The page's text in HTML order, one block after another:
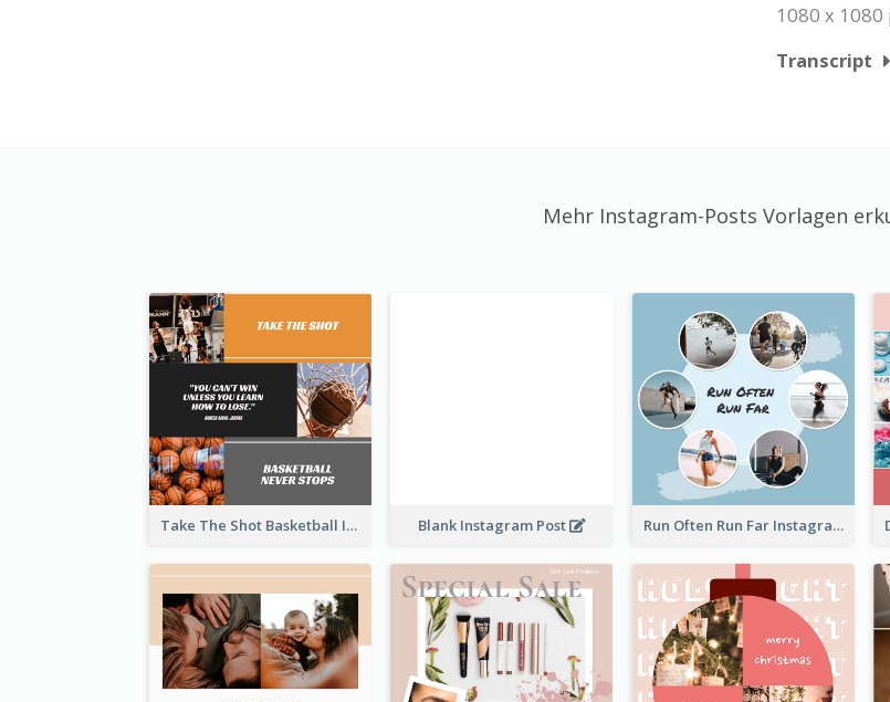
1080 x 1080
Transcript
Mehr Instagram-Posts Vorlagen
Take The Shot Basketball Instagram Post Blank Instagram Post Run Often Run Far Instagram Post